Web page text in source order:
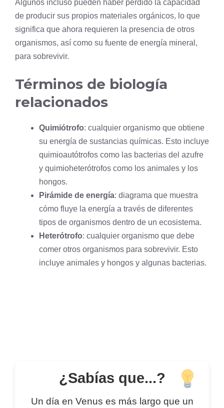
Algunos incluso pueden haber perdido la capacidad
de producir sus propios materiales orgánicos, lo que
significa que ahora requieren la presencia de otros
organismos, así como su fuente de energía mineral,
para sobrevivir.
Términos de biología
relacionados
Quimiótrofo: cualquier organismo que obtiene
su energía de sustancias químicas. Esto incluye
quimioautótrofos como las bacterias del azufre
y quimioheterótrofos como los animales y los
hongos.
Pirámide de energía: diagrama que muestra
cómo fluye la energía a través de diferentes
tipos de organismos dentro de un ecosistema.
Heterótrofo: cualquier organismo que debe
comer otros organismos para sobrevivir. Esto
incluye animales y hongos y algunas bacterias.
¿Sabías que...?
Un día en Venus es más largo que un